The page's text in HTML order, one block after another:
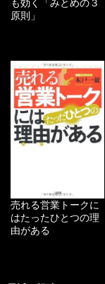
も効く「みとめの３
原則」
売れる営業トークに
はたったひとつの理
由がある